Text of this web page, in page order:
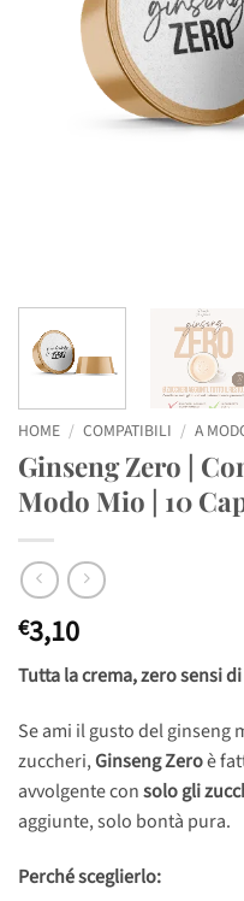
HOME / COMPATIBILI / A
Ginseng Zero |
Modo Mio | 10
€3,10
Tutta la crema, zero sensi
Se ami il gusto del ginseng
zuccheri,Ginseng Zeroè
avvolgente consolo gli
aggiunte, solo bontà pura.
Perché sceglierlo: